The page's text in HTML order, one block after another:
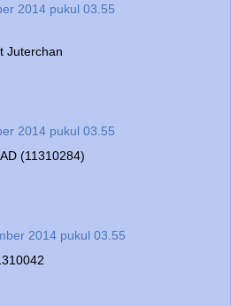
2014 pukul 03.55
Juterchan
2014 pukul 03.55
(11310284)
2014 pukul 03.55